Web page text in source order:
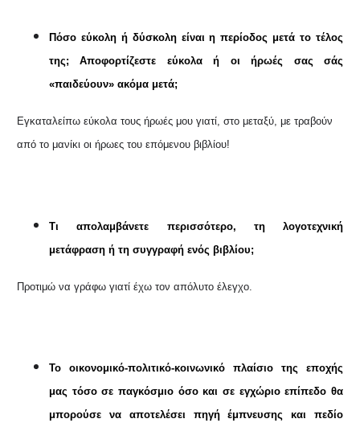
Πόσο εύκολη ή δύσκολη είναι η περίοδος μετά το τέλος
της; Αποφορτίζεστε εύκολα ή οι ήρωές σας σάς
«παιδεύουν» ακόμα μετά;
Εγκαταλείπω εύκολα τους ήρωές μου γιατί, στο μεταξύ, με τραβούν
από το μανίκι οι ήρωες του επόμενου βιβλίου!
Τι απολαμβάνετε περισσότερο, τη λογοτεχνική
μετάφραση ή τη συγγραφή ενός βιβλίου;
Προτιμώ να γράφω γιατί έχω τον απόλυτο έλεγχο.
Το οικονομικό-πολιτικό-κοινωνικό πλαίσιο της εποχής
μας τόσο σε παγκόσμιο όσο και σε εγχώριο επίπεδο θα
μπορούσε να αποτελέσει πηγή έμπνευσης και πεδίο